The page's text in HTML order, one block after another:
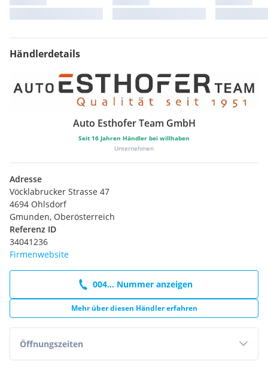
Händlerdetails
Auto Esthofer Team GmbH
Seit 16 Jahren Händler bei willhaben
Unternehmen
Adresse
Vöcklabrucker Strasse 47
4694 Ohlsdorf
Gmunden, Oberösterreich
Referenz ID
34041236
Firmenwebsite
004... Nummer anzeigen
Mehr über diesen Händler erfahren
Öffnungszeiten